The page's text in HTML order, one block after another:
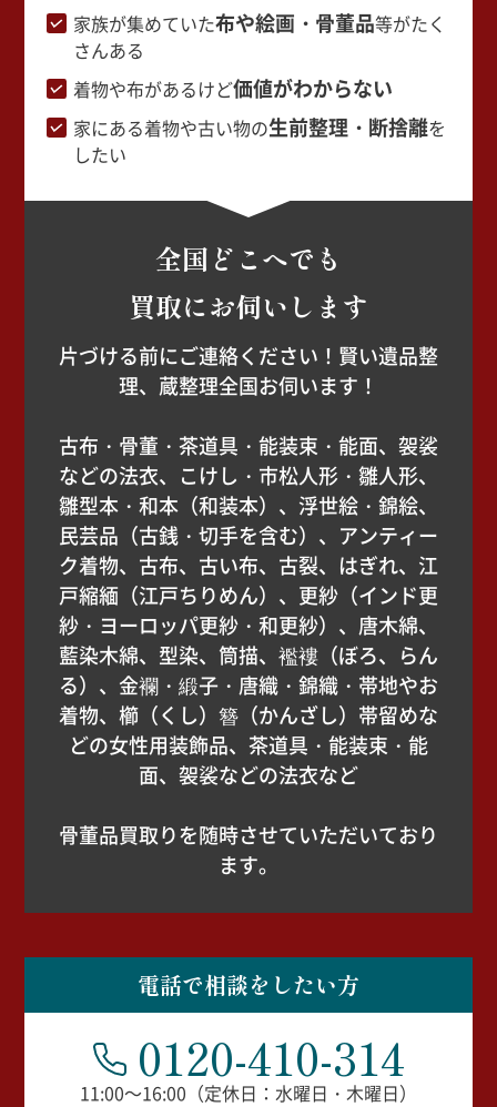
家族が集めていた布や絵画・骨董品等がたく
さんある
着物や布があるけど価値がわからない
家にある着物や古い物の生前整理・断捨離を
したい
全国どこへでも
買取にお伺いします
片づける前にご連絡ください！賢い遺品整
理、蔵整理全国お伺います！
古布・骨董・茶道具・能装束・能面、袈裟
などの法衣、こけし・市松人形・雛人形、
雛型本・和本（和装本）、浮世絵・錦絵、
民芸品（古銭・切手を含む）、アンティー
ク着物、古布、古い布、古裂、はぎれ、江
戸縮緬（江戸ちりめん）、更紗（インド更
紗・ヨーロッパ更紗・和更紗）、唐木綿、
藍染木綿、型染、筒描、襤褸（ぼろ、らん
る）、金襴・緞子・唐織・錦織・帯地やお
着物、櫛（くし）簪（かんざし）帯留めな
どの女性用装飾品、茶道具・能装束・能
面、袈裟などの法衣など
骨董品買取りを随時させていただいており
ます。
電話で相談をしたい方
0120-410-314
11:00～16:00（定休日：水曜日・木曜日）